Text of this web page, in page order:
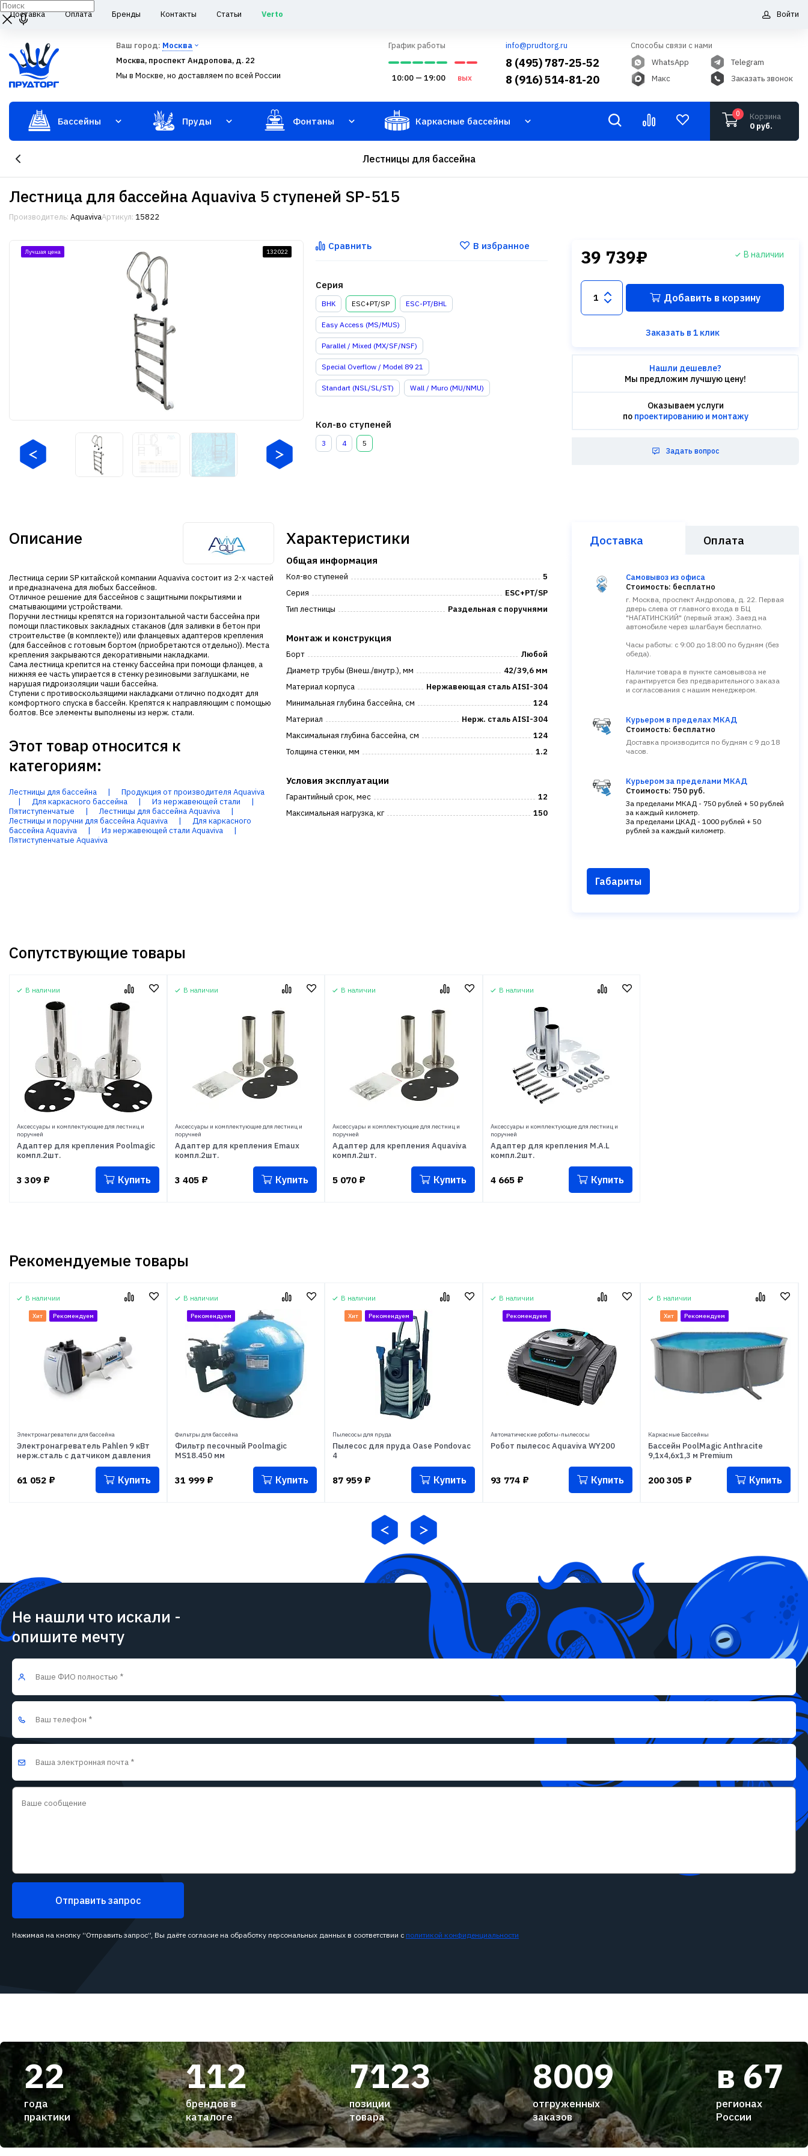
Доставка Оплата Бренды Контакты Статьи Verto Войти
Ваш город: Москва
Москва, проспект Андропова, д. 22
Мы в Москве, но доставляем по всей России
График работы
10:00 — 19:00 вых
info@prudtorg.ru
8 (495) 787-25-52
8 (916) 514-81-20
Способы связи с нами
WhatsApp
Макс
Telegram
Заказать звонок
Бассейны Пруды Фонтаны Каркасные бассейны
0
Корзина
0 руб.
Лестницы для бассейна
Лестница для бассейна Aquaviva 5 ступеней SP-515
Производитель: AquavivaАртикул: 15822
132022
Лучшая цена
Сравнить В избранное
Серия
BHK ESC+PT/SP ESC-PT/BHL
Easy Access (MS/MUS)
Parallel / Mixed (MX/SF/NSF)
Special Overflow / Model 89 21
Standart (NSL/SL/ST) Wall / Muro (MU/NMU)
Кол-во ступеней
3 4 5
39 739₽ В наличии
Добавить в корзину
Заказать в 1 клик
Нашли дешевле?
Мы предложим лучшую цену!
Оказываем услуги
по проектированию и монтажу
Задать вопрос
Описание
Лестница серии SP китайской компании Aquaviva состоит из 2-х частей
и предназначена для любых бассейнов.
Отличное решение для бассейнов с защитными покрытиями и
сматывающими устройствами.
Поручни лестницы крепятся на горизонтальной части бассейна при
помощи пластиковых закладных стаканов (для заливки в бетон при
строительстве (в комплекте)) или фланцевых адаптеров крепления
(для бассейнов с готовым бортом (приобретаются отдельно)). Места
крепления закрываются декоративными накладками.
Сама лестница крепится на стенку бассейна при помощи фланцев, а
нижняя ее часть упирается в стенку резиновыми заглушками, не
нарушая гидроизоляции чаши бассейна.
Ступени с противоскользящими накладками отлично подходят для
комфортного спуска в бассейн. Крепятся к направляющим с помощью
болтов. Все элементы выполнены из нерж. стали.
Этот товар относится к
категориям:
Лестницы для бассейна |
Продукция от производителя Aquaviva
|
Для каркасного бассейна | Из нержавеющей стали
|
Пятиступенчатые
| Лестницы для бассейна Aquaviva
|
Лестницы и поручни для бассейна Aquaviva
|
Для каркасного
бассейна Aquaviva
| Из нержавеющей стали Aquaviva
|
Пятиступенчатые Aquaviva
Характеристики
Общая информация
Кол-во ступеней
5
Серия
ESC+PT/SP
Тип лестницы
Раздельная с поручнями
Монтаж и конструкция
Борт
Любой
Диаметр трубы (Внеш./внутр.), мм
42/39,6 мм
Материал корпуса
Нержавеющая сталь AISI-304
Минимальная глубина бассейна, см
124
Материал
Нерж. сталь AISI-304
Максимальная глубина бассейна, см
124
Толщина стенки, мм
1.2
Условия эксплуатации
Гарантийный срок, мес
12
Максимальная нагрузка, кг
150
Доставка Оплата
Самовывоз из офиса
Стоимость: бесплатно
г. Москва, проспект Андропова, д. 22. Первая
дверь слева от главного входа в БЦ
"НАГАТИНСКИЙ" (первый этаж). Заезд на
автомобиле через шлагбаум бесплатно.
Часы работы: с 9:00 до 18:00 по будням (без
обеда).
Наличие товара в пункте самовывоза не
гарантируется без предварительного заказа
и согласования с нашим менеджером.
Курьером в пределах МКАД
Стоимость: бесплатно
Доставка производится по будням с 9 до 18
часов.
Курьером за пределами МКАД
Стоимость: 750 руб.
За пределами МКАД - 750 рублей + 50 рублей
за каждый километр.
За пределами ЦКАД - 1000 рублей + 50
рублей за каждый километр.
Габариты
Сопутствующие товары
В наличии
Аксессуары и комплектующие для лестниц и
поручней
Адаптер для крепления Poolmagic
компл.2шт.
3 309 ₽ Купить
В наличии
Аксессуары и комплектующие для лестниц и
поручней
Адаптер для крепления Emaux
компл.2шт.
3 405 ₽ Купить
В наличии
Аксессуары и комплектующие для лестниц и
поручней
Адаптер для крепления Aquaviva
компл.2шт.
5 070 ₽ Купить
В наличии
Аксессуары и комплектующие для лестниц и
поручней
Адаптер для крепления M.А.L
компл.2шт.
4 665 ₽ Купить
Рекомендуемые товары
В наличии
Хит Рекомендуем
Электронагреватели для бассейна
Электронагреватель Pahlen 9 кВт
нерж.сталь с датчиком давления
61 052 ₽ Купить
В наличии
Рекомендуем
Фильтры для бассейна
Фильтр песочный Poolmagic
MS18.450 мм
31 999 ₽ Купить
В наличии
Хит Рекомендуем
Пылесосы для пруда
Пылесос для пруда Oase Pondovac
4
87 959 ₽ Купить
В наличии
Рекомендуем
Автоматические роботы-пылесосы
Робот пылесоc Aquaviva WY200
93 774 ₽ Купить
В наличии
Хит Рекомендуем
Каркасные Бассейны
Бассейн PoolMagic Anthracite
9,1x4,6x1,3 м Premium
200 305 ₽ Купить
Не нашли что искали -
опишите мечту
Отправить запрос
Нажимая на кнопку “Отправить запрос”, Вы даёте согласие на обработку персональных данных в соответствии с политикой конфиденциальности
22
года
практики
112
брендов в
каталоге
7123
позиции
товара
8009
отгруженных
заказов
в 67
регионах
России